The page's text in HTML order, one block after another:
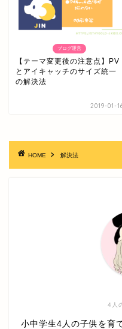
ブログ運営
【テーマ変更後の注意点】PV
とアイキャッチのサイズ統一
の解決法
2019-01-
HOME 解決法
4人
小中学生4人の子供を育